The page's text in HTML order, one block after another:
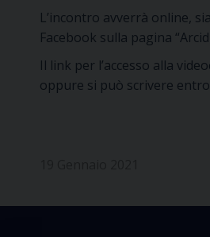
L’incontro avverrà online,
Facebook sulla pagina
Il link per l’accesso alla
oppure si può scrivere